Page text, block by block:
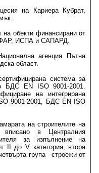
на Кариера Кубрат,
обекти финансирани от
ФАР, ИСПА и САПАРД.
агенция Пътна
област.
система за
БДС EN ISO 9001-2001.
на интегрирана
9001-2001, БДС EN ISO
на строителите на
в Централния
за изпълнение на
II до V категория, втора
група - строежи от